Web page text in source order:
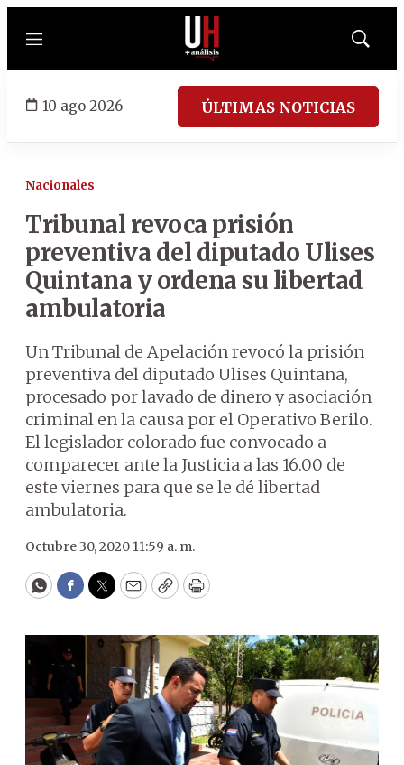
Menú
Mostrar
10 ago 2026 ÚLTIMAS NOTICIAS
Nacionales
Tribunal revoca prisión
preventiva del diputado Ulises
Quintana y ordena su libertad
ambulatoria
Un Tribunal de Apelación revocó la prisión
preventiva del diputado Ulises Quintana,
procesado por lavado de dinero y asociación
criminal en la causa por el Operativo Berilo.
El legislador colorado fue convocado a
comparecer ante la Justicia a las 16.00 de
este viernes para que se le dé libertad
ambulatoria.
Octubre 30, 2020 11:59 a. m.
WhatsApp
Facebook
Twitter
EmailCopyPrint